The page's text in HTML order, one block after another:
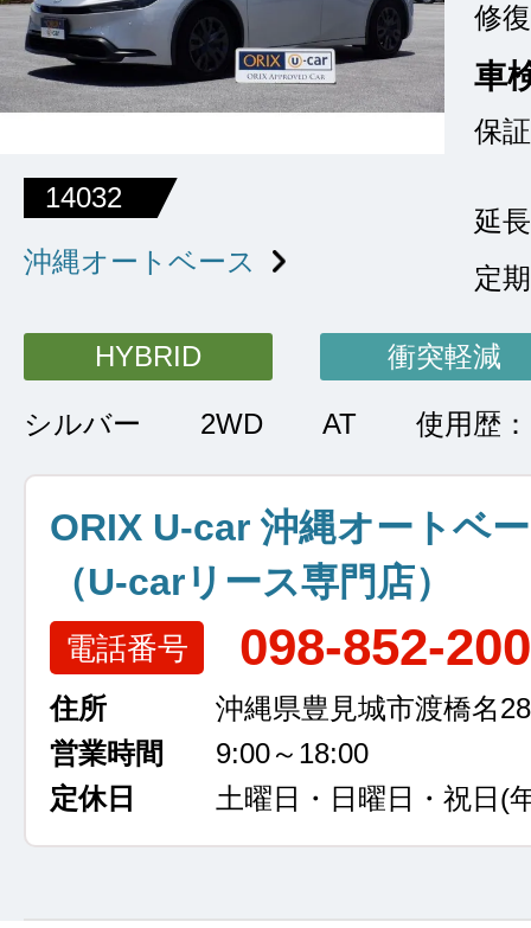
14032
沖縄オートベース
修
車
保証
延
定
HYBRID 衝突軽減
シルバー 2WD AT 使用歴
ORIX U-car 沖縄オートベ
（U-carリース専門店）
電話番号 098-852-
住所
沖縄県豊見城市渡橋名
営業時間
9:00～18:00
定休日
土曜日・日曜日・祝日 (